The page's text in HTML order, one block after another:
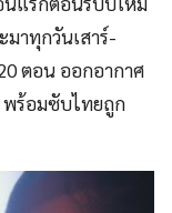
าทุกวันเสาร์-
ตอน ออกอากาศ
พร้อมซับไทยถูก